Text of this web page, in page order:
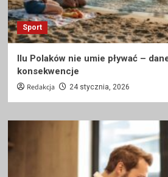
Sport
Ilu Polaków nie umie pływać –
konsekwencje
Redakcja 24 stycznia, 2026